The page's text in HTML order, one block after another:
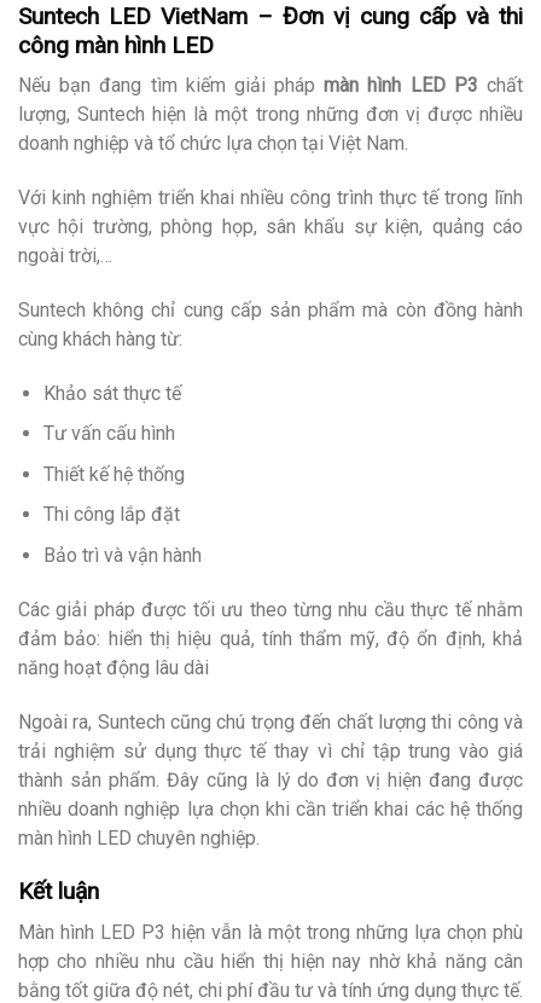
Suntech LED VietNam – Đơn vị cung cấp và thi
công màn hình LED
Nếu bạn đang tìm kiếm giải phápmàn hình LED P3 chất
lượng, Suntech hiện là một trong những đơn vị được nhiều
doanh nghiệp và tổ chức lựa chọn tại Việt Nam.
Với kinh nghiệm triển khai nhiều công trình thực tế trong lĩnh
vực hội trường, phòng họp, sân khấu sự kiện, quảng cáo
ngoài trời,…
Suntech không chỉ cung cấp sản phẩm mà còn đồng hành
cùng khách hàng từ:
Khảo sát thực tế
Tư vấn cấu hình
Thiết kế hệ thống
Thi công lắp đặt
Bảo trì và vận hành
Các giải pháp được tối ưu theo từng nhu cầu thực tế nhằm
đảm bảo: hiển thị hiệu quả, tính thẩm mỹ, độ ổn định, khả
năng hoạt động lâu dài
Ngoài ra, Suntech cũng chú trọng đến chất lượng thi công và
trải nghiệm sử dụng thực tế thay vì chỉ tập trung vào giá
thành sản phẩm. Đây cũng là lý do đơn vị hiện đang được
nhiều doanh nghiệp lựa chọn khi cần triển khai các hệ thống
màn hình LED chuyên nghiệp.
Kết luận
Màn hình LED P3 hiện vẫn là một trong những lựa chọn phù
hợp cho nhiều nhu cầu hiển thị hiện nay nhờ khả năng cân
bằng tốt giữa độ nét, chi phí đầu tư và tính ứng dụng thực tế.